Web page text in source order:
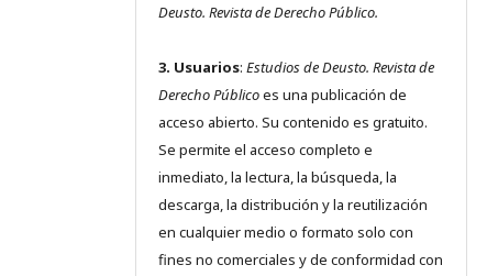
Deusto. Revista de Derecho Público.
3. Usuarios: Estudios de Deusto. Revista de
Derecho Públicoes una publicación de
acceso abierto. Su contenido es gratuito.
Se permite el acceso completo e
inmediato, la lectura, la búsqueda, la
descarga, la distribución y la reutilización
en cualquier medio o formato solo con
fines no comerciales y de conformidad con